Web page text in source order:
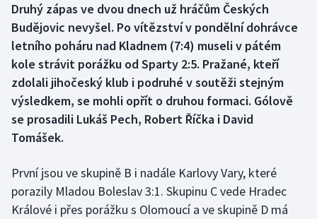
Box
Curling
Dostihy
Florbal
Futsal
Golf
Druhý zápas ve dvou dnech už hráčům Českých
Budějovic nevyšel. Po vítězství v pondělní dohrávce
letního poháru nad Kladnem (7:4) museli v pátém
kole strávit porážku od Sparty 2:5. Pražané, kteří
zdolali jihočeský klub i podruhé v soutěži stejným
výsledkem, se mohli opřít o druhou formaci. Gólově
se prosadili Lukáš Pech, Robert Říčka i David
Tomášek.
První jsou ve skupině B i nadále Karlovy Vary, které
porazily Mladou Boleslav 3:1. Skupinu C vede Hradec
Králové i přes porážku s Olomoucí a ve skupině D má